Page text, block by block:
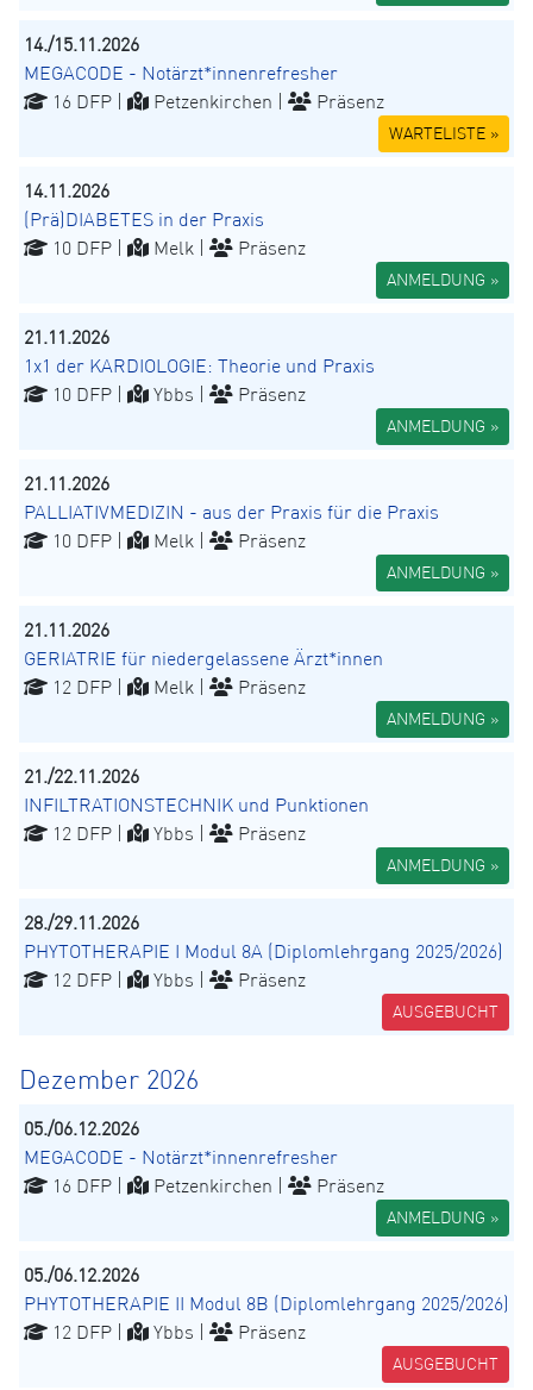
14./15.11.2026
MEGACODE - Notärzt*innenrefresher
16 DFP |
Petzenkirchen | Präsenz
WARTELISTE »
14.11.2026
(Prä)DIABETES in der Praxis
10 DFP |
Melk | Präsenz
ANMELDUNG »
21.11.2026
1x1 der KARDIOLOGIE: Theorie und Praxis
10 DFP |
Ybbs | Präsenz
ANMELDUNG »
21.11.2026
PALLIATIVMEDIZIN - aus der Praxis für die Praxis
10 DFP |
Melk | Präsenz
ANMELDUNG »
21.11.2026
GERIATRIE für niedergelassene Ärzt*innen
12 DFP |
Melk | Präsenz
ANMELDUNG »
21./22.11.2026
INFILTRATIONSTECHNIK und Punktionen
12 DFP |
Ybbs | Präsenz
ANMELDUNG »
28./29.11.2026
PHYTOTHERAPIE I Modul 8A (Diplomlehrgang 2025/2026)
12 DFP |
Ybbs | Präsenz
AUSGEBUCHT
Dezember 2026
05./06.12.2026
MEGACODE - Notärzt*innenrefresher
16 DFP |
Petzenkirchen | Präsenz
ANMELDUNG »
05./06.12.2026
PHYTOTHERAPIE II Modul 8B (Diplomlehrgang 2025/2026)
12 DFP |
Ybbs | Präsenz
AUSGEBUCHT